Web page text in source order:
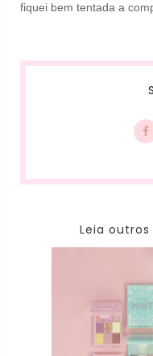
fiquei bem tentada a
Leia